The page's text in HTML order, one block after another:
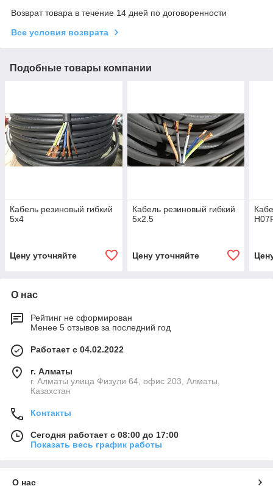
Возврат товара в течение 14 дней по договоренности
Все условия возврата
Подобные товары компании
Кабель резиновый гибкий
5х4
Цену уточняйте
Кабель резиновый гибкий
5x2.5
Цену уточняйте
О нас
Рейтинг не сформирован
Менее 5 отзывов за последний год
Работает с 04.02.2022
г. Алматы
г. Алматы улица Физули 64, офис 203, Алматы,
Казахстан
Контакты
Сегодня работает с 08:00 до 17:00
Показать весь график работы
О нас